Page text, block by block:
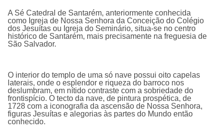
A Sé Catedral de Santarém, anteriormente conhecida
como Igreja de Nossa Senhora da Conceição do Colégio
dos Jesuí­tas ou Igreja do Seminário, situa-se no centro
histórico de Santarém, mais precisamente na freguesia de
São Salvador.
O interior do templo de uma só nave possui oito capelas
laterais, onde o esplendor e riqueza do barroco nos
deslumbram, em nítido contraste com a sobriedade do
frontispício. O tecto da nave, de pintura prospética, de
1728 com a iconografia da ascensão de Nossa Senhora,
figuras Jesuítas e alegorias às partes do Mundo então
conhecido.